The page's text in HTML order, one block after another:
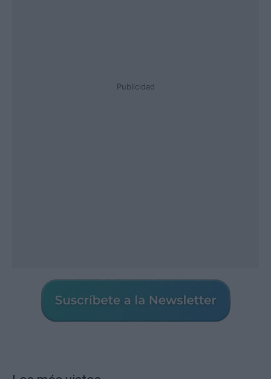
Publicidad